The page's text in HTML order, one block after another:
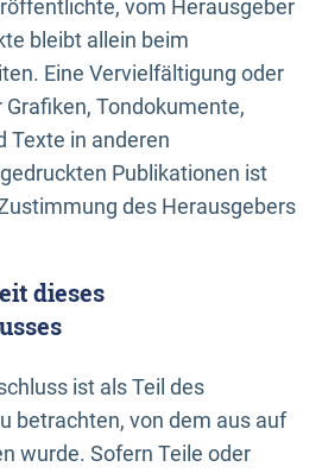
vom Herausgeber
bleibt allein beim
Eine Vervielfältigung oder
Tondokumente,
Texte in anderen
Publikationen ist
des Herausgebers
dieses
ist als Teil des
betrachten, von dem aus auf
wurde. Sofern Teile oder